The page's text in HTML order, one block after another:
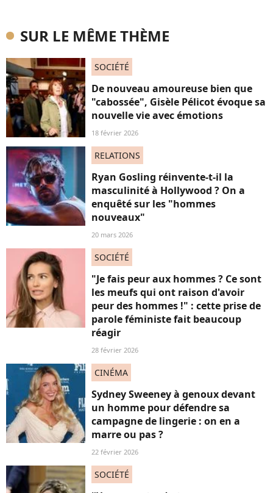
SUR LE MÊME THÈME
SOCIÉTÉ
De nouveau amoureuse bien que
"cabossée", Gisèle Pélicot évoque sa
nouvelle vie avec émotions
18 février 2026
RELATIONS
Ryan Gosling réinvente-t-il la
masculinité à Hollywood ? On a
enquêté sur les "hommes
nouveaux"
20 mars 2026
SOCIÉTÉ
"Je fais peur aux hommes ? Ce sont
les meufs qui ont raison d'avoir
peur des hommes !" : cette prise de
parole féministe fait beaucoup
réagir
28 février 2026
CINÉMA
Sydney Sweeney à genoux devant
un homme pour défendre sa
campagne de lingerie : on en a
marre ou pas ?
22 février 2026
SOCIÉTÉ